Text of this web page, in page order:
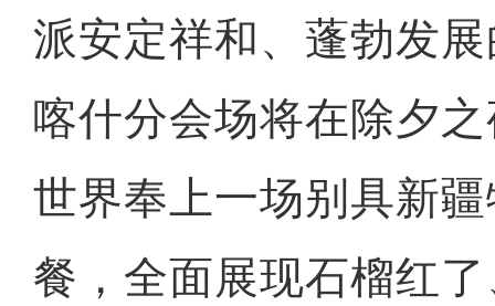
派安定祥和、蓬勃发
喀什分会场将在除夕
世界奉上一场别具新
餐，全面展现石榴红